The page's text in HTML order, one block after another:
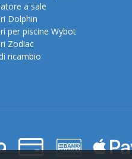
a sale
Dolphin
per piscine Wybot
Zodiac
ricambio